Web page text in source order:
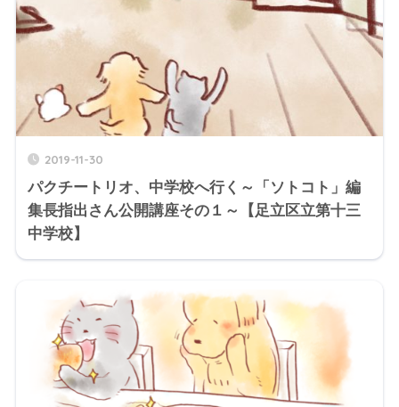
2019-11-30
パクチートリオ、中学校へ行く～「ソトコト」編
集長指出さん公開講座その１～【足立区立第十三
中学校】